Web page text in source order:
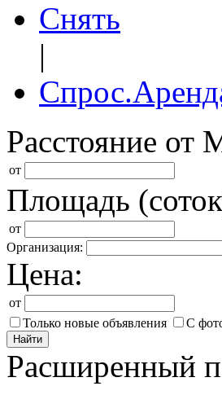
Снять
|
Расстояние
от
Площадь
от
Организация:
Цена:
от
Только новые объявления
С
Найти
Расширенный